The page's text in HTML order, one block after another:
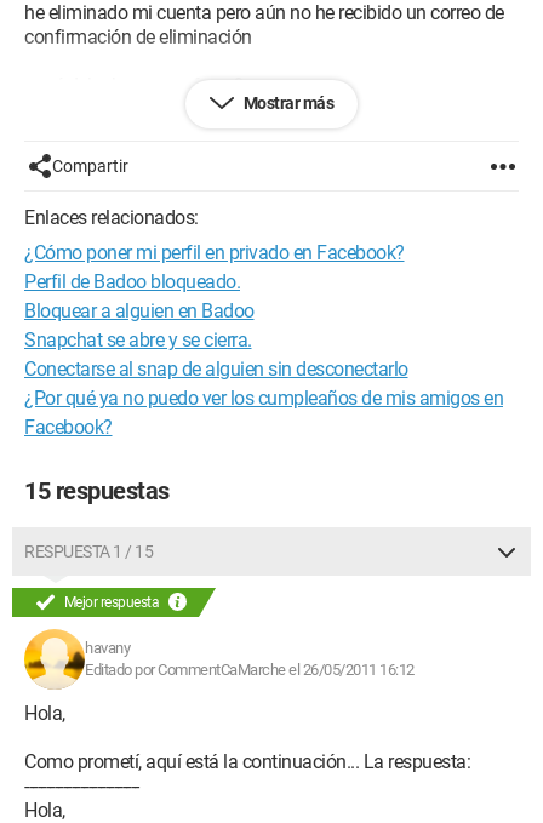
he eliminado mi cuenta pero aún no he recibido un correo de
confirmación de eliminación
¿qué debo hacer, por favor?
Mostrar más
Compartir
Enlaces relacionados:
¿Cómo poner mi perfil en privado en Facebook?
Perfil de Badoo bloqueado.
Bloquear a alguien en Badoo
Snapchat se abre y se cierra.
Conectarse al snap de alguien sin desconectarlo
¿Por qué ya no puedo ver los cumpleaños de mis amigos en
Facebook?
15 respuestas
RESPUESTA 1 / 15
Mejor respuesta
havany
Editado por CommentCaMarche el 26/05/2011 16:12
Hola,
Como prometí, aquí está la continuación... La respuesta:
---------------------------
Hola,